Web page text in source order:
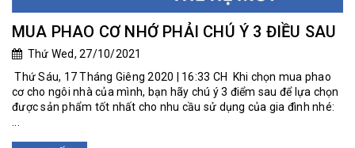
MUA PHAO CƠ NHỚ PHẢI CHÚ Ý 3 ĐIỀU SAU
Thứ Wed, 27/10/2021
Thứ Sáu, 17 Tháng Giêng 2020 | 16:33 CH Khi chọn mua phao
cơ cho ngôi nhà của mình, bạn hãy chú ý 3 điểm sau để lựa chọn
được sản phẩm tốt nhất cho nhu cầu sử dụng của gia đình nhé: